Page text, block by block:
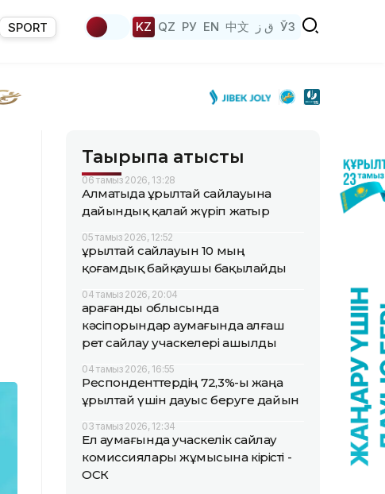
SPORT KZ QZ РУ EN 中文 ق ز ЎЗ
Тақырыпқа қатысты
06 тамыз 2026, 13:28
Алматыда Құрылтай сайлауына
дайындық қалай жүріп жатыр
05 тамыз 2026, 12:52
Құрылтай сайлауын 10 мың
қоғамдық байқаушы бақылайды
04 тамыз 2026, 20:04
Қарағанды облысында
кәсіпорындар аумағында алғаш
рет сайлау учаскелері ашылды
04 тамыз 2026, 16:55
Респонденттердің 72,3%-ы жаңа
Құрылтай үшін дауыс беруге дайын
03 тамыз 2026, 12:34
Ел аумағында учаскелік сайлау
комиссиялары жұмысына кірісті -
ОСК